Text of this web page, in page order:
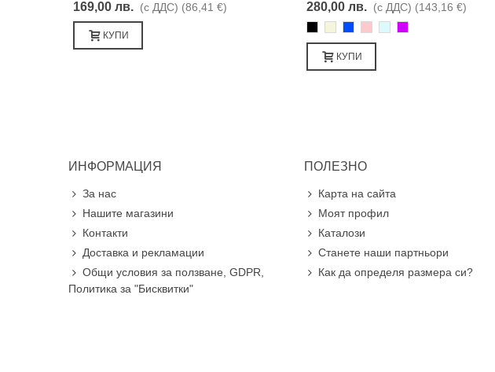
169,00 лв. (с ДДС) (86,41 €)
КУПИ
280,00 лв. (с ДДС) (143,16 €)
КУПИ
ИНФОРМАЦИЯ
За нас
Нашите магазини
Контакти
Доставка и рекламации
Общи условия за ползване, GDPR,
Политика за "Бисквитки"
ПОЛЕЗНО
Карта на сайта
Моят профил
Каталози
Станете наши партньори
Как да определя размера си?